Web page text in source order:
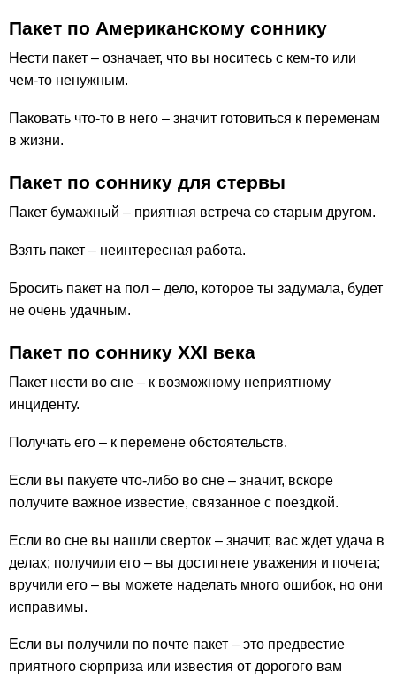
Пакет по Американскому соннику
Нести пакет – означает, что вы носитесь с кем-то или
чем-то ненужным.
Паковать что-то в него – значит готовиться к переменам
в жизни.
Пакет по соннику для стервы
Пакет бумажный – приятная встреча со старым другом.
Взять пакет – неинтересная работа.
Бросить пакет на пол – дело, которое ты задумала, будет
не очень удачным.
Пакет по соннику ХХІ века
Пакет нести во сне – к возможному неприятному
инциденту.
Получать его – к перемене обстоятельств.
Если вы пакуете что-либо во сне – значит, вскоре
получите важное известие, связанное с поездкой.
Если во сне вы нашли сверток – значит, вас ждет удача в
делах; получили его – вы достигнете уважения и почета;
вручили его – вы можете наделать много ошибок, но они
исправимы.
Если вы получили по почте пакет – это предвестие
приятного сюрприза или известия от дорогого вам